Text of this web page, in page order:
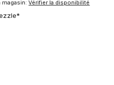
magasin:Vérifier la disponibilité